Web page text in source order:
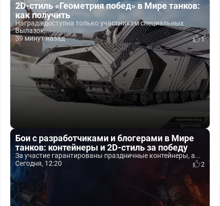
2D-стиль «Геометрия побед» в Мире танков:
как получить
Награда доступна только участникам специальных
Вылазок,...
39 минут назад
1
Бои с разработчиками и блогерами в Мире
танков: контейнеры и 2D-стиль за победу
За участие гарантированы праздничные контейнеры, а...
Сегодня, 12:20
2